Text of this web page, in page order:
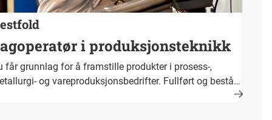
i produksjonsteknikk
får grunnlag for å framstille produkter i prosess-,
og vareproduksjonsbedrifter. Fullført og bestått
fører fram til fagbrev. Yrkestittel er fagoperatør i